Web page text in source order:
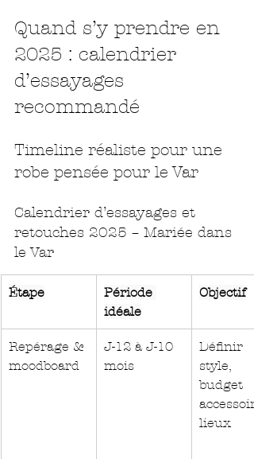
Quand s’y prendre en
2025 : calendrier
d’essayages
recommandé
Timeline réaliste pour une
robe pensée pour le Var
Calendrier d’essayages et
retouches 2025 – Mariée dans
le Var
Étape
Période
idéale
Objectif
Repérage &
moodboard
J-12 à J-10
mois
Définir
style,
budget
lieux